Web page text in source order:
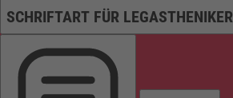
SCHRIFTART FÜR LEGASTHENIKER